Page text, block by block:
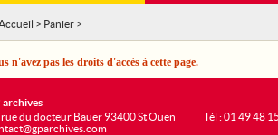
> Panier >
n'avez pas les droits d'accès à cette page.
archives
rue du docteur Bauer 93400 St Ouen
Tél : 01 49 48